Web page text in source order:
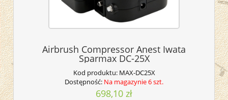
Airbrush Compressor Anest Iwata
Sparmax DC-25X
Kod produktu: MAX-DC25X
Dostępność: Na magazynie 6 szt.
698,10 zł